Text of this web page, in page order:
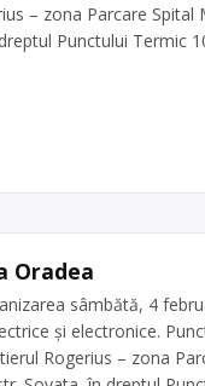
– zona Parcare Spital
Punctului Termic
Oradea
sâmbătă, 4
şi electronice.
Rogerius – zona